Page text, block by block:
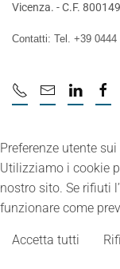
Vicenza. - C.F.
Contatti: Tel. +39
Preferenze utente
Utilizziamo i cookie
nostro sito. Se rifiuti
funzionare come
Accetta tutti